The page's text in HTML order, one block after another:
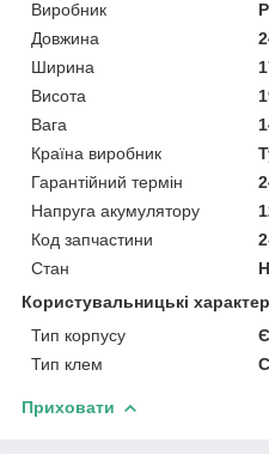
Виробник
Довжина
Ширина
Висота
Вага
Країна виробник
Гарантійний термін
Напруга акумулятору
Код запчастини
Стан
Користувальницькі
Тип корпусу
Тип клем
Приховати